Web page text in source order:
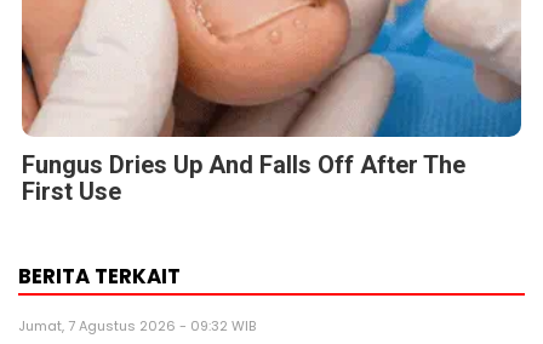
Fungus Dries Up And Falls Off After The
First Use
BERITA TERKAIT
Jumat, 7 Agustus 2026 - 09:32 WIB